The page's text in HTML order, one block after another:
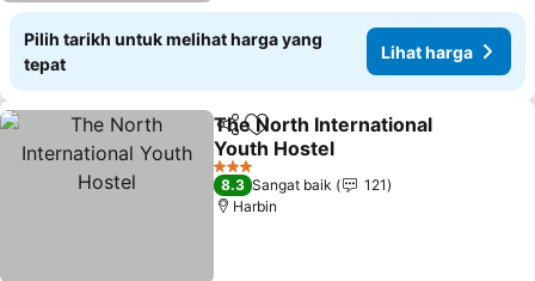
Pilih tarikh untuk melihat harga yang
tepat
Lihat harga
KongsiTambah ke favorit
The North International
Youth Hostel
3 Bintang
8.3 Sangat baik
121
Harbin